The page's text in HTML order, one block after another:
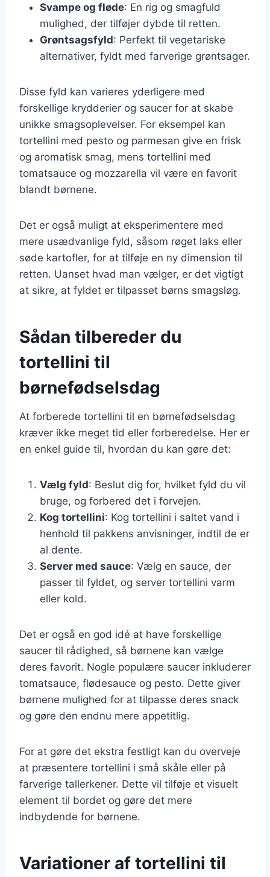
Svampe og fløde: En rig og smagfuld
mulighed, der tilføjer dybde til retten.
Grøntsagsfyld: Perfekt til vegetariske
alternativer, fyldt med farverige grøntsager.
Disse fyld kan varieres yderligere med
forskellige krydderier og saucer for at skabe
unikke smagsoplevelser. For eksempel kan
tortellini med pesto og parmesan give en frisk
og aromatisk smag, mens tortellini med
tomatsauce og mozzarella vil være en favorit
blandt børnene.
Det er også muligt at eksperimentere med
mere usædvanlige fyld, såsom røget laks eller
søde kartofler, for at tilføje en ny dimension til
retten. Uanset hvad man vælger, er det vigtigt
at sikre, at fyldet er tilpasset børns smagsløg.
Sådan tilbereder du
tortellini til
børnefødselsdag
At forberede tortellini til en børnefødselsdag
kræver ikke meget tid eller forberedelse. Her er
en enkel guide til, hvordan du kan gøre det:
Vælg fyld: Beslut dig for, hvilket fyld du vil
bruge, og forbered det i forvejen.
Kog tortellini: Kog tortellini i saltet vand i
henhold til pakkens anvisninger, indtil de er
al dente.
Server med sauce: Vælg en sauce, der
passer til fyldet, og server tortellini varm
eller kold.
Det er også en god idé at have forskellige
saucer til rådighed, så børnene kan vælge
deres favorit. Nogle populære saucer inkluderer
tomatsauce, flødesauce og pesto. Dette giver
børnene mulighed for at tilpasse deres snack
og gøre den endnu mere appetitlig.
For at gøre det ekstra festligt kan du overveje
at præsentere tortellini i små skåle eller på
farverige tallerkener. Dette vil tilføje et visuelt
element til bordet og gøre det mere
indbydende for børnene.
Variationer af tortellini til